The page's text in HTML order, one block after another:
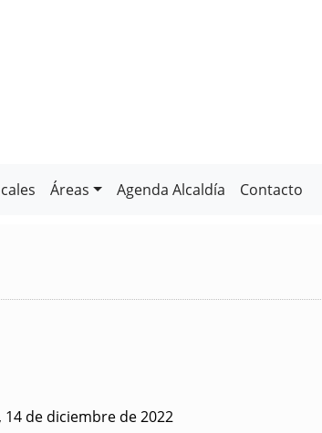
Áreas Agenda Alcaldía Contacto
de diciembre de 2022